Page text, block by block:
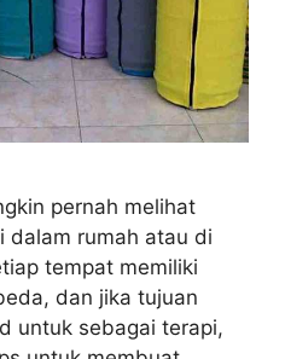
pernah melihat
dalam rumah atau di
tempat memiliki
dan jika tujuan
untuk sebagai terapi,